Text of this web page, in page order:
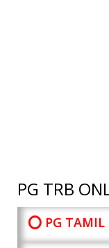
PG TRB
⭕ PG TAMIL